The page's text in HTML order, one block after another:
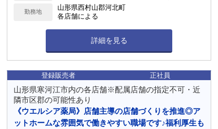
暇、子の看護休暇、介護休暇 他
勤務地
山形県西村山郡河北町
各店舗による
詳細を見る
登録販売者 正社員
山形県寒河江市内の各店舗※配属店舗の指定不可・近
隣市区郡の可能性あり
《ウエルシア薬局》店舗主導の店舗づくりを推進◎ア
ットホームな雰囲気で働きやすい職場です♪福利厚生も